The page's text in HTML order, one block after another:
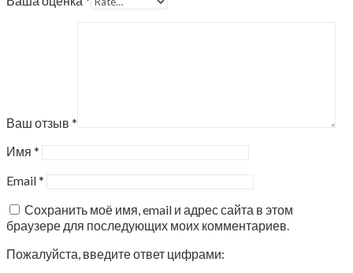
Ваш отзыв *
Имя *
Email*
Сохранить моё имя, email и адрес сайта в этом
браузере для последующих моих комментариев.
Пожалуйста, введите ответ цифрами: